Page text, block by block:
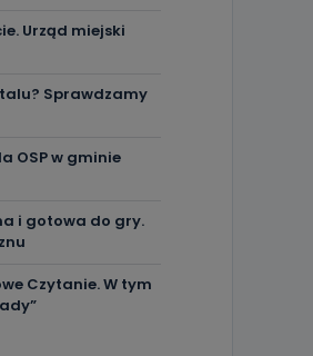
Urząd miejski
Sprawdzamy
OSP w gminie
i gotowa do gry.
Czytanie. W tym